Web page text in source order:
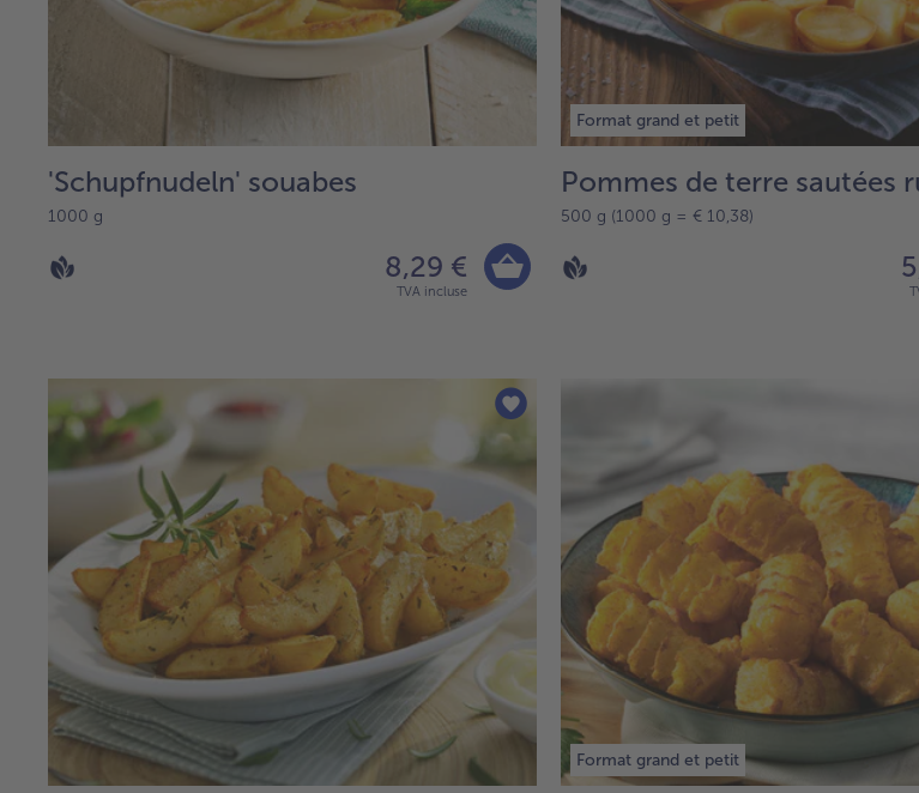
'Schupfnudeln' souabes
1000 g
8,29 €
TVA incluse
Format grand et petit
Pommes de terre sautées
500 g (1000 g = € 10,38)
Format grand et petit